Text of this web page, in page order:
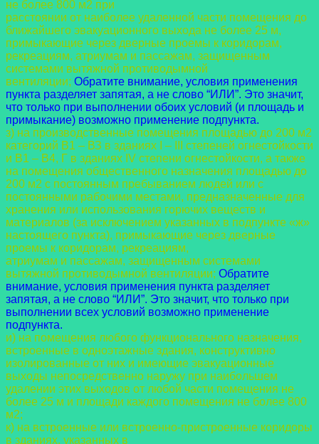
не более 800 м2 при
расстоянии от наиболее удаленной части помещения до
ближайшего эвакуационного выхода не более 25 м,
примыкающие через дверные проемы к коридорам,
рекреациям, атриумам и пассажам, защищенным
системами вытяжной противодымной
вентиляции; Обратите внимание, условия применения
пункта разделяет запятая, а не слово “ИЛИ”. Это значит,
что только при выполнении обоих условий (и площадь и
примыкание) возможно применение подпункта.
з) на производственные помещения площадью до 200 м2
категорий B1 – ВЗ в зданиях
I – III степеней огнестойкости
и B1 – В4, Г в зданиях IV степени огнестойкости, а также
на помещения общественного назначения площадью до
200 м2 с постоянным пребыванием людей или с
постоянными рабочими местами, предназначенные для
хранения или использования горючих веществ и
материалов (за исключением указанных в подпункте «ж»
настоящего пункта), примыкающие через дверные
проемы к коридорам, рекреациям,
атриумам и пассажам, защищенным системами
вытяжной противодымной вентиляции; Обратите
внимание, условия применения пункта разделяет
запятая, а не слово “ИЛИ”. Это значит, что только при
выполнении всех условий возможно применение
подпункта.
и) на помещения любого функционального назначения,
встроенные в одноэтажные здания, конструктивно
изолированные от них и имеющие эвакуационные
выходы непосредственно наружу при наибольшем
удалении этих выходов от любой части помещения не
более 25 м и площади каждого помещения не более 800
м2;
к) на встроенные или встроенно-пристроенные коридоры
в зданиях, указанных в